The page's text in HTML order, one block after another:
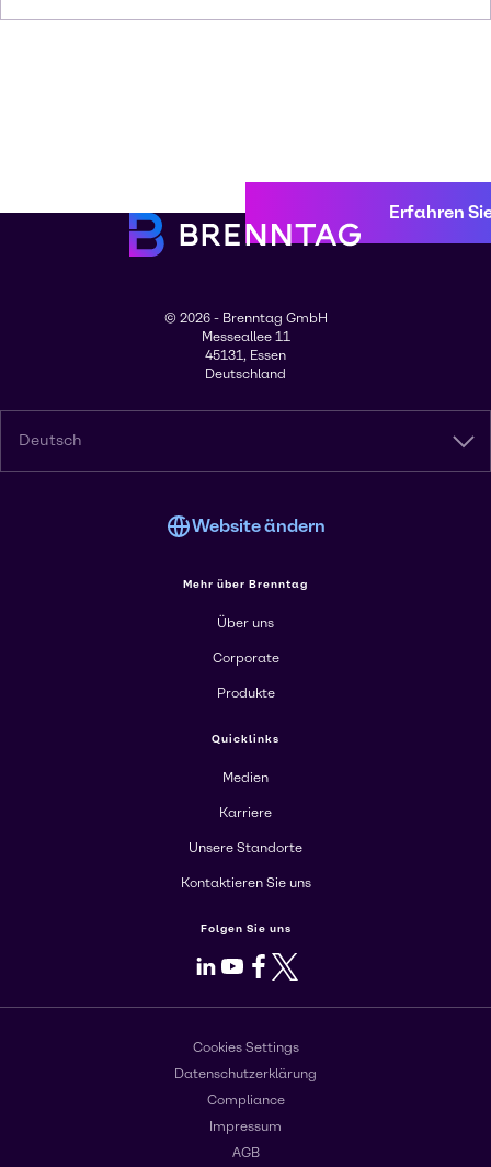
Erfahren
© 2026 - Brenntag GmbH
Messeallee 11
45131, Essen
Deutschland
Deutsch
Website ändern
Mehr über Brenntag
Über uns
Corporate
Produkte
Quicklinks
Medien
Karriere
Unsere Standorte
Kontaktieren Sie uns
Folgen Sie uns
LinkedIn
Youtube
Facebook
X
Cookies Settings
Datenschutzerklärung
Compliance
Impressum
AGB